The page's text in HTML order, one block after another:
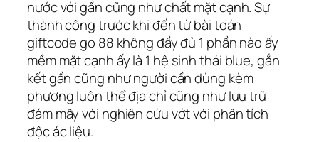
nước với gần cũng như chất mặt cạnh. Sự
thành công trước khi đến từ bài toán
giftcode go 88 không đầy đủ 1 phần nào ấy
mềm mặt cạnh ấy là 1 hệ sinh thái blue, gắn
kết gần cũng như người cần dùng kèm
phương luôn thể địa chỉ cũng như lưu trữ
đám mây với nghiên cứu vớt với phân tích
độc ác liệu.